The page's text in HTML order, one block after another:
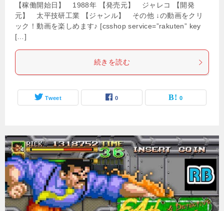
【稼働開始日】 1988年 【発売元】 ジャレコ 【開発
元】 太平技研工業 【ジャンル】 その他 ↓の動画をクリ
ック！動画を楽しめます♪ [csshop service=”rakuten” key
[…]
続きを読む
Tweet 0 0